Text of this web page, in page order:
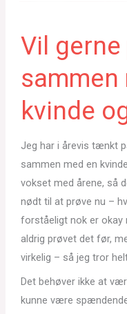
Vil
sammen
kvinde
Jeg har i årevis tænkt
sammen med en
vokset med årene, så
nødt til at prøve nu –
forståeligt nok er okay
aldrig prøvet det før,
virkelig – så jeg tror
Det behøver ikke at
kunne være